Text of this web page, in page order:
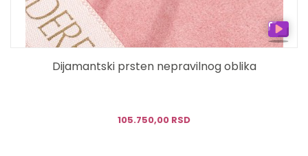
Dijamantski prsten nepravilnog oblika
105.750,00 RSD